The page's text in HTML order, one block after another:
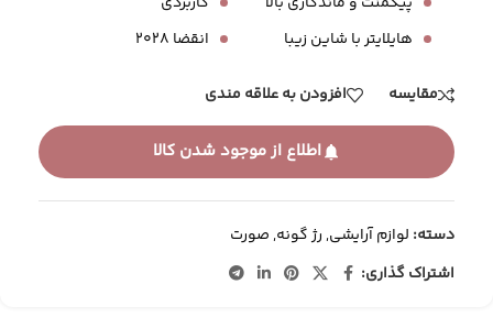
هایلایتر با شاین زیبا
انقضا 2028
مقایسه افزودن به علاقه مندی
اطلاع از موجود شدن کالا
دسته: لوازم آرایشی,رژ گونه,صورت
اشتراک گذاری: